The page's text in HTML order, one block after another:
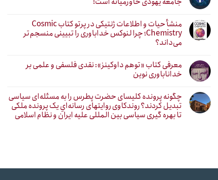
منشأ حیات و اطلاعات ژنتیکی در پرتو کتاب Cosmic
Chemistry؛ چرا لنوکس خداباوری را تبیینی منسجم‌تر
می‌داند؟
معرفی کتاب «توهم داوکینز»: نقدی فلسفی و علمی بر
خداناباوری نوین
چگونه پرونده کلیسای حضرت پطرس را به مسئله‌ای سیاسی
تبدیل کردند؟ روندکاوی روایتهای رسانه‌ایِ یک پرونده ملکی
تا بهره گیری سیاسی بین المللی علیه ایران و نظام اسلامی